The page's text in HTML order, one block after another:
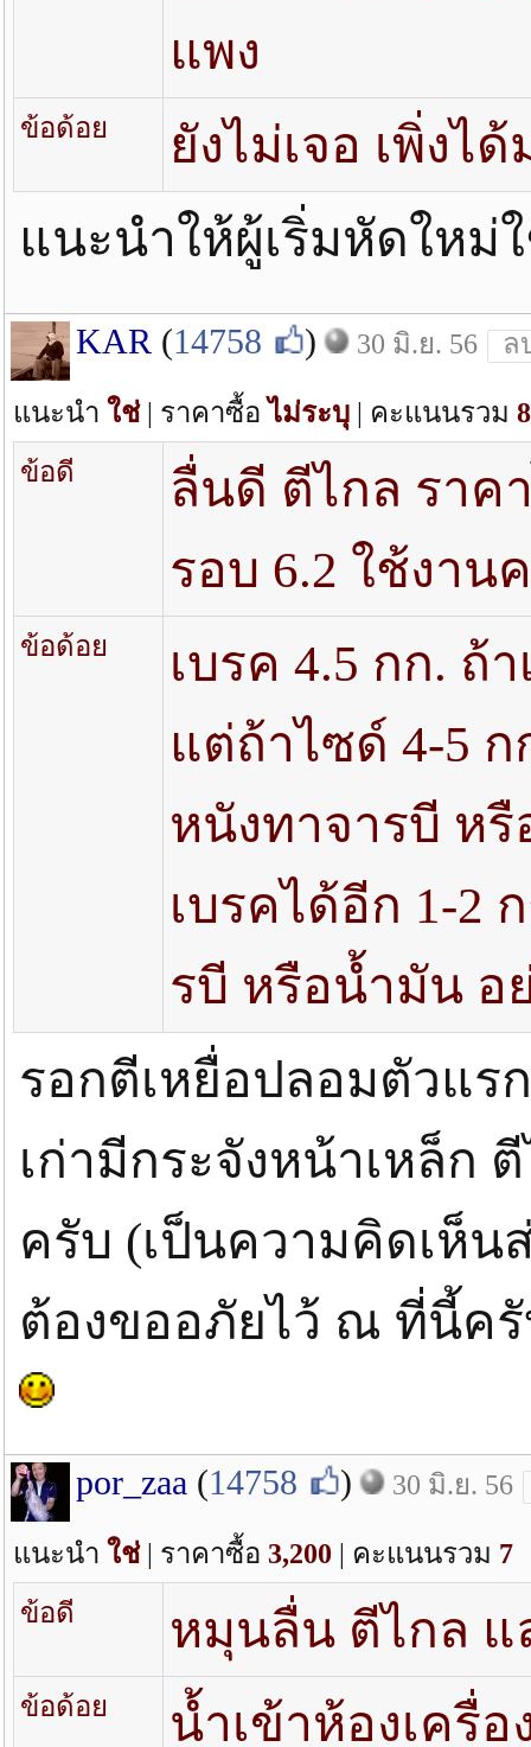
แพง
ข้อด้อย
ยังไม่เจอ เพิ่งได้
แนะนำให้ผู้เริ่มหัดให
KAR (14758 ) 30 มิ.ย. 56 ล
แนะนำ ใช่| ราคาซื้อไม่ระบุ | คะแนนรวม 8
ข้อดี
ลื่นดี ตีไกล ราค
รอบ 6.2 ใช้งา
ข้อด้อย
เบรค 4.5 กก. ถ้
แต่ถ้าไซด์ 4-5
หนังทาจารบี ห
เบรคได้อีก 1-2
รบี หรือน้ำมัน อ
รอกตีเหยื่อปลอมตัวแร
เก่ามีกระจังหน้าเหล็ก
ครับ (เป็นความคิดเห็น
ต้องขออภัยไว้ ณ ที่นี้ค
por_zaa (14758 ) 30 มิ.ย. 56
แนะนำ ใช่| ราคาซื้อ 3,200 | คะแนนรวม 7
ข้อดี
หมุนลื่น ตีไกล แ
ข้อด้อย น้ำเข้าห้องเครื่อ